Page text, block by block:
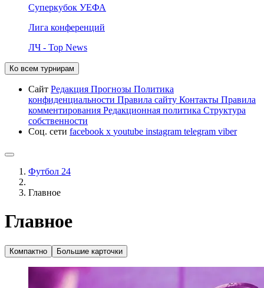
Суперкубок УЕФА
Лига конференций
ЛЧ - Top News
Ко всем турнирам
Сайт Редакция Прогнозы Политика
конфиденциальности Правила сайту Контакты Правила
комментирования Редакционная политика Структура
собственности
Соц. сети facebook x youtube instagram telegram viber
Футбол 24
Главное
Главное
Компактно Большие карточки